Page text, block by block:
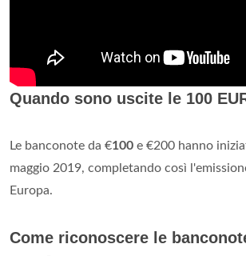
Quando sono uscite le 100
Le banconote da €100 e €200 hanno
maggio 2019, completando così
Europa.
Come riconoscere le